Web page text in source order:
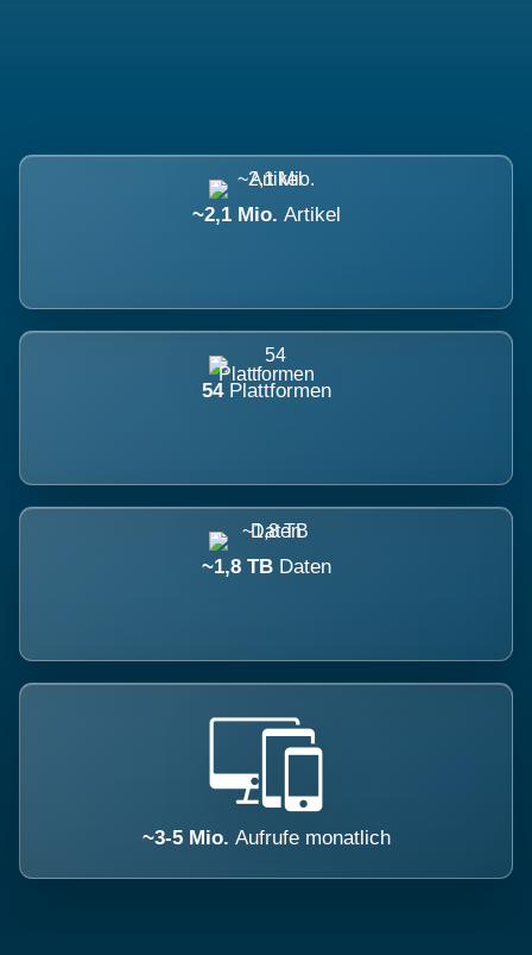
~2,1 Mio. Artikel
54 Plattformen
~1,8 TB Daten
~3-5 Mio. Aufrufe monatlich